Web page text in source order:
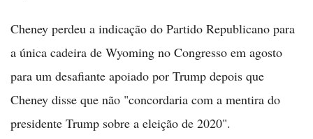
Cheney perdeu a indicação do Partido Republicano para
a única cadeira de Wyoming no Congresso em agosto
para um desafiante apoiado por Trump depois que
Cheney disse que não "concordaria com a mentira do
presidente Trump sobre a eleição de 2020".